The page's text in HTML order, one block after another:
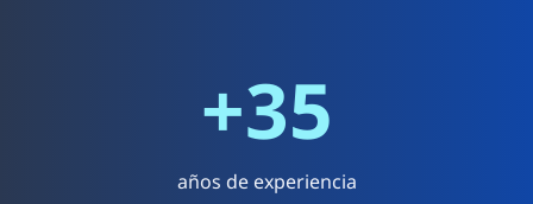
+35
años de experiencia